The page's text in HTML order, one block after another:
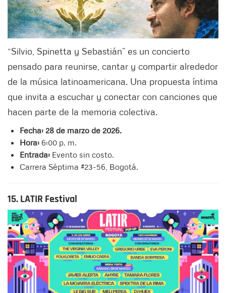
“Silvio, Spinetta y Sebastián” es un concierto
pensado para reunirse, cantar y compartir alrededor
de la música latinoamericana. Una propuesta íntima
que invita a escuchar y conectar con canciones que
hacen parte de la memoria colectiva.
Fecha: 28 de marzo de 2026.
Hora: 6:00 p. m.
Entrada: Evento sin costo.
Carrera Séptima #23-56, Bogotá.
15. LATIR Festival